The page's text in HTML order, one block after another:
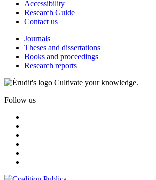
Accessibility
Research Guide
Contact us
Journals
Theses and dissertations
Books and proceedings
Research reports
Cultivate your knowledge.
Follow us